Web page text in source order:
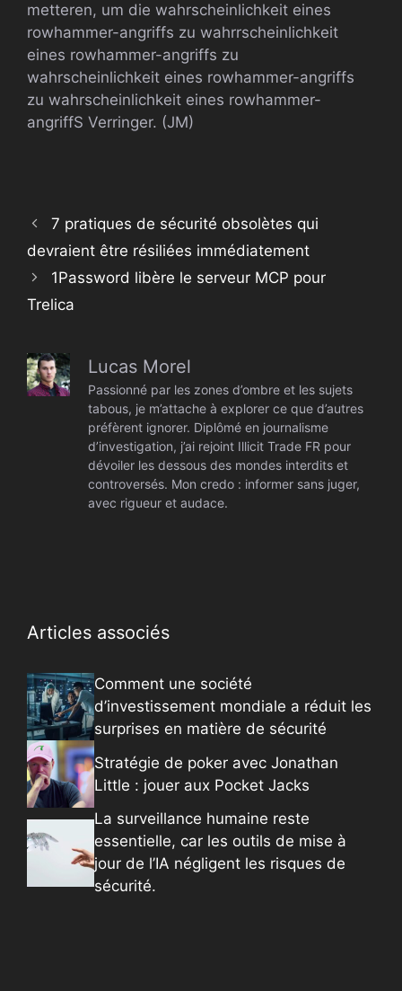
metteren, um die wahrscheinlichkeit eines
rowhammer-angriffs zu wahrrscheinlichkeit
eines rowhammer-angriffs zu
wahrscheinlichkeit eines rowhammer-angriffs
zu wahrscheinlichkeit eines rowhammer-
angriffS Verringer. (JM)
7 pratiques de sécurité obsolètes qui
devraient être résiliées immédiatement
1Password libère le serveur MCP pour
Trelica
Lucas Morel
Passionné par les zones d’ombre et les sujets
tabous, je m’attache à explorer ce que d’autres
préfèrent ignorer. Diplômé en journalisme
d’investigation, j’ai rejoint Illicit Trade FR pour
dévoiler les dessous des mondes interdits et
controversés. Mon credo : informer sans juger,
avec rigueur et audace.
Articles associés
Comment une société
d’investissement mondiale a réduit les
surprises en matière de sécurité
Stratégie de poker avec Jonathan
Little : jouer aux Pocket Jacks
La surveillance humaine reste
essentielle, car les outils de mise à
jour de l’IA négligent les risques de
sécurité.